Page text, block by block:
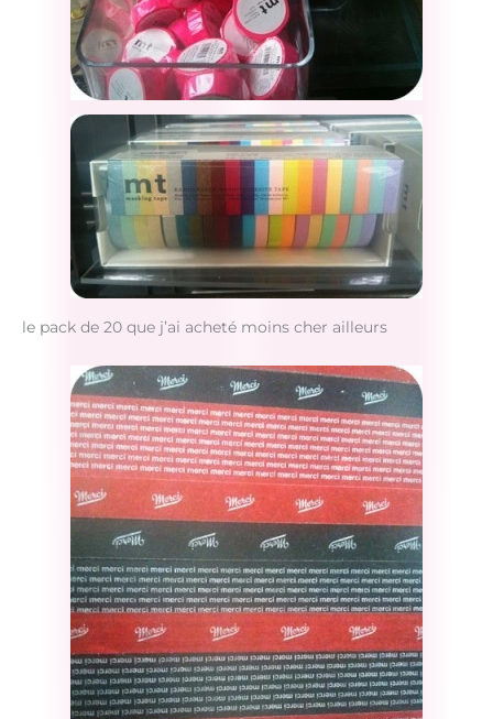
le pack de 20 que j’ai acheté moins cher ailleurs